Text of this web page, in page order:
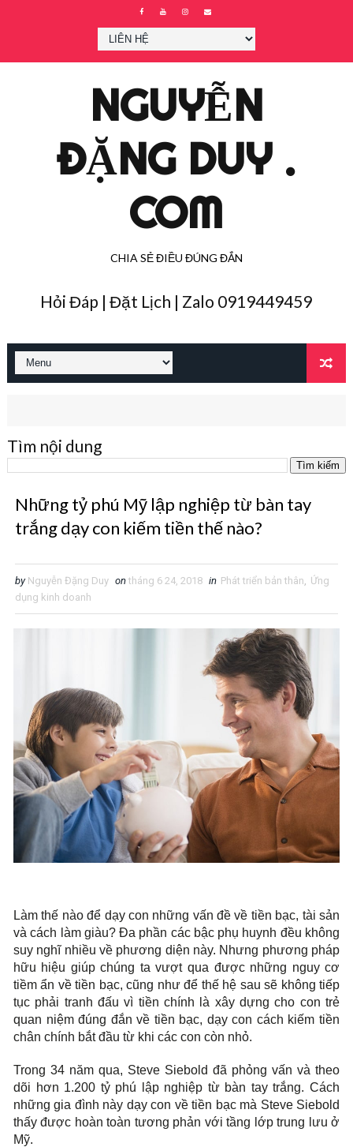
NGUYỄN
ĐẶNG DUY .
COM
CHIA SẺ ĐIỀU ĐÚNG ĐẮN
Hỏi Đáp | Đặt Lịch | Zalo 0919449459
Tìm nội dung
Những tỷ phú Mỹ lập nghiệp từ bàn tay
trắng dạy con kiếm tiền thế nào?
by Nguyễn Đặng Duy on tháng 6 24, 2018 in Phát triển bản thân, Ứng
dụng kinh doanh
Làm thế nào để dạy con những vấn đề về tiền bạc, tài sản
và cách làm giàu? Đa phần các bậc phụ huynh đều không
suy nghĩ nhiều về phương diện này. Nhưng phương pháp
hữu hiệu giúp chúng ta vượt qua được những nguy cơ
tiềm ẩn về tiền bạc, cũng như để thế hệ sau sẽ không tiếp
tục phải tranh đấu vì tiền chính là xây dựng cho con trẻ
quan niệm đúng đắn về tiền bạc, dạy con cách kiếm tiền
chân chính bắt đầu từ khi các con còn nhỏ.
Trong 34 năm qua, Steve Siebold đã phỏng vấn và theo
dõi hơn 1.200 tỷ phú lập nghiệp từ bàn tay trắng. Cách
những gia đình này dạy con về tiền bạc mà Steve Siebold
thấy được hoàn toàn tương phản với tầng lớp trung lưu ở
Mỹ.